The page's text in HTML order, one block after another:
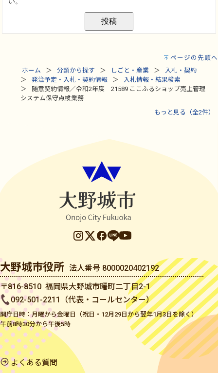
ページの先頭へ
ホーム
分類から探す しごと・産業
入札・契約
発注予定・入札・契約情報
入札情報・結果検索
随意契約情報／令和2年度 21589 ここふるショップ売上管理
システム保守点検業務
もっと見る（全2件）
大野城市役所 法人番号 8000020402192
〒816-8510 福岡県大野城市曙町二丁目2-1
092-501-2211（代表・コールセンター）
開庁日時：月曜から金曜日（祝日・12月29日から翌年1月3日を除く）
午前8時30分から午後5時
よくある質問